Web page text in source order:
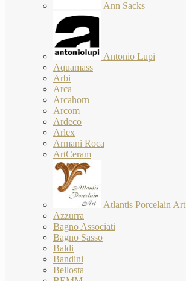
Ann Sacks
Antonio Lupi
Aquamass
Arbi
Arca
Arcahorn
Arcom
Ardeco
Arlex
Armani Roca
ArtCeram
Atlantis Porcelain Art
Azzurra
Bagno Associati
Bagno Sasso
Baldi
Bandini
Bellosta